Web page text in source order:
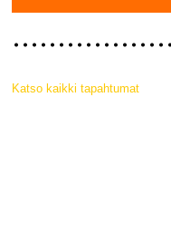
Katso kaikki tapahtumat